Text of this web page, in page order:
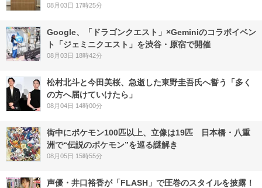
08月03日 17時25分
Google、「ドラゴンクエスト」×Geminiのコラボイベン
ト「ジェミニクエスト」を渋谷・原宿で開催
08月03日 18時42分
松村北斗と今田美桜、急逝した東野圭吾氏へ誓う「多く
の方へ届けていけたら」
08月04日 14時00分
街中にポケモン100匹以上、立像は19匹 日本橋・八重
洲で“伝説のポケモン”を巡る謎解き
08月05日 15時55分
声優・井口裕香が「FLASH」で圧巻のスタイルを披露！